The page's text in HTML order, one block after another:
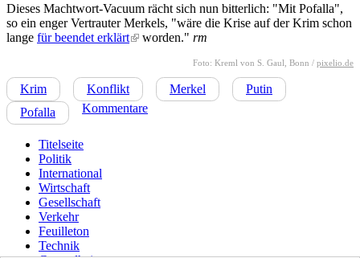
Dieses Machtwort-Vacuum rächt sich nun bitterlich: "Mit Pofalla",
so ein enger Vertrauter Merkels, "wäre die Krise auf der Krim schon
lange für beendet erklärt(link is external)
worden." rm
Foto: Kreml von S. Gaul, Bonn / pixelio.de
Krim Konflikt Merkel
Putin
Pofalla
Kommentare
Titelseite
Politik
International
Wirtschaft
Gesellschaft
Verkehr
Feuilleton
Technik